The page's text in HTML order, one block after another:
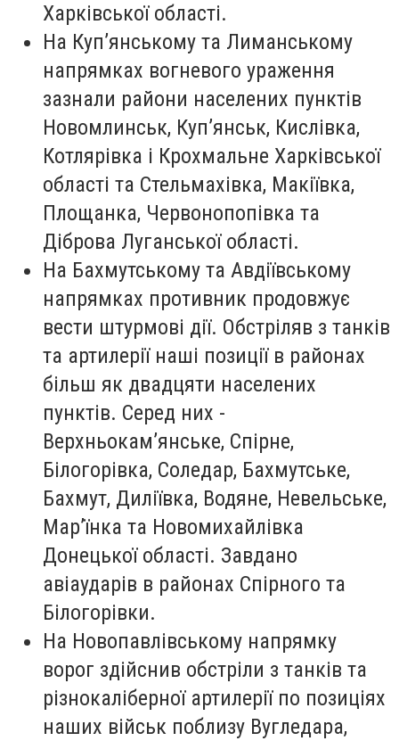
Харківської області.
На Куп’янському та Лиманському
напрямках вогневого ураження
зазнали райони населених пунктів
Новомлинськ, Куп’янськ, Кислівка,
Котлярівка і Крохмальне Харківської
області та Стельмахівка, Макіївка,
Площанка, Червонопопівка та
Діброва Луганської області.
На Бахмутському та Авдіївському
напрямках противник продовжує
вести штурмові дії. Обстріляв з танків
та артилерії наші позиції в районах
більш як двадцяти населених
пунктів. Серед них -
Верхньокам’янське, Спірне,
Білогорівка, Соледар, Бахмутське,
Бахмут, Диліївка, Водяне, Невельське,
Мар’їнка та Новомихайлівка
Донецької області. Завдано
авіаударів в районах Спірного та
Білогорівки.
На Новопавлівському напрямку
ворог здійснив обстріли з танків та
різнокаліберної артилерії по позиціях
наших військ поблизу Вугледара,